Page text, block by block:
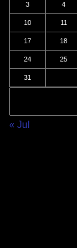
3 4
10 11
17 18
24 25
31
« Jul